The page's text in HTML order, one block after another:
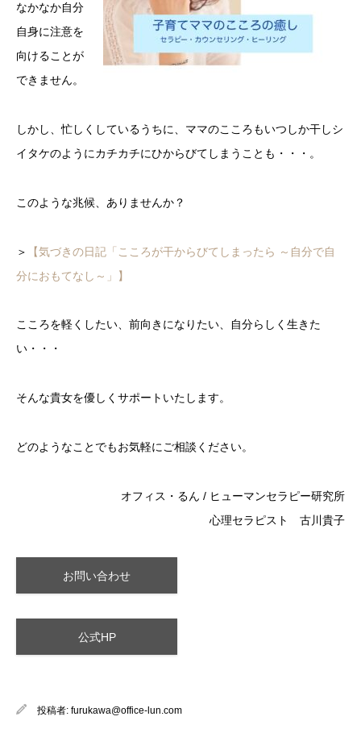
なかなか自分
自身に注意を
向けることが
できません。
しかし、忙しくしているうちに、ママのこころもいつしか干しシ
イタケのようにカチカチにひからびてしまうことも・・・。
このような兆候、ありませんか？
＞
【気づきの日記「こころが干からびてしまったら ～自分で自
分におもてなし～」】
こころを軽くしたい、前向きになりたい、自分らしく生きた
い・・・
そんな貴女を優しくサポートいたします。
どのようなことでもお気軽にご相談ください。
オフィス・るん / ヒューマンセラピー研究所
心理セラピスト 古川貴子
お問い合わせ
公式HP
投稿者: furukawa@office-lun.com